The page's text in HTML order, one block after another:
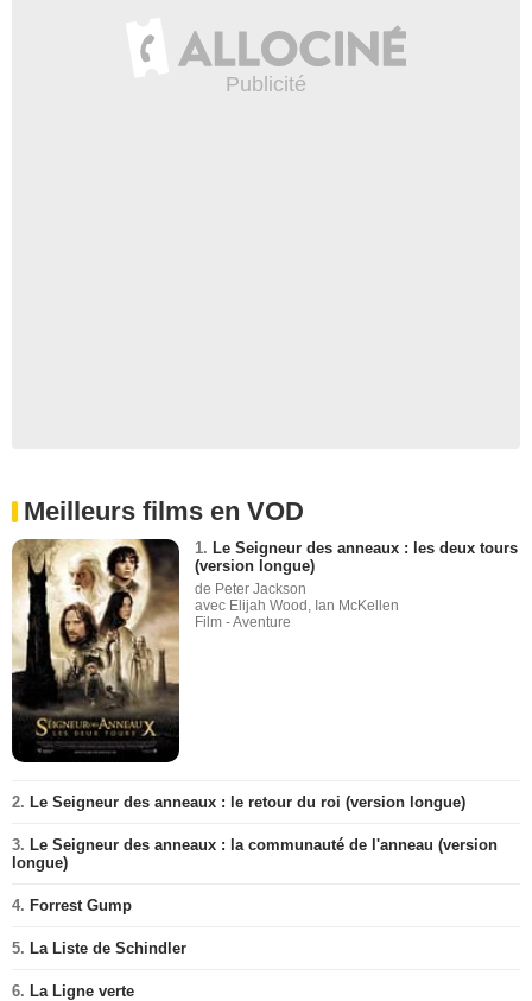
Meilleurs films en VOD
1. Le Seigneur des anneaux : les deux tours
(version longue)
de Peter Jackson
avec Elijah Wood, Ian McKellen
Film - Aventure
2. Le Seigneur des anneaux : le retour du roi (version longue)
3. Le Seigneur des anneaux : la communauté de l'anneau (version
longue)
4. Forrest Gump
5. La Liste de Schindler
6. La Ligne verte